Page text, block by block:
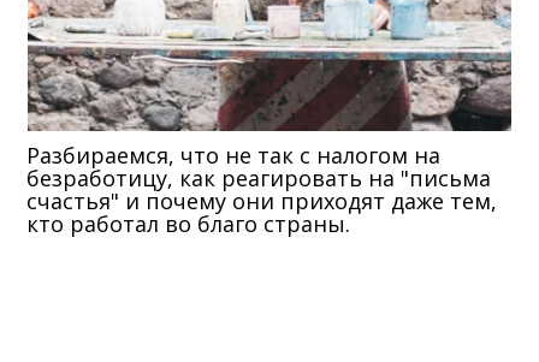
Разбираемся, что не так с налогом на
безработицу, как реагировать на "письма
счастья" и почему они приходят даже тем,
кто работал во благо страны.